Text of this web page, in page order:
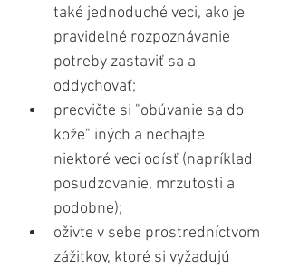
také jednoduché veci, ako je
pravidelné rozpoznávanie
potreby zastaviť sa a
oddychovať;
precvičte si "obúvanie sa do
kože" iných a nechajte
niektoré veci odísť (napríklad
posudzovanie, mrzutosti a
podobne);
oživte v sebe prostredníctvom
zážitkov, ktoré si vyžadujú